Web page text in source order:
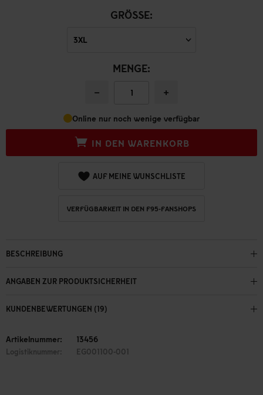
GRÖSSE:
MENGE:
− +
Online nur noch wenige verfügbar
IN DEN WARENKORB
AUF MEINE WUNSCHLISTE
VERFÜGBARKEIT IN DEN F95-FANSHOPS
BESCHREIBUNG
ANGABEN ZUR PRODUKTSICHERHEIT
KUNDENBEWERTUNGEN (19)
Artikelnummer: 13456
Logistiknummer: EG001100-001